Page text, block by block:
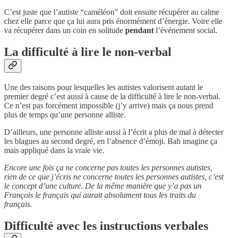
C’est juste que l’autiste “caméléon” doit ensuite récupérer au calme
chez elle parce que ça lui aura pris énormément d’énergie. Voire elle
va récupérer dans un coin en solitude pendant l’événement social.
La difficulté à lire le non-verbal
Une des raisons pour lesquelles les autistes valorisent autant le
premier degré c’est aussi à cause de la difficulté à lire le non-verbal.
Ce n’est pas forcément impossible (j’y arrive) mais ça nous prend
plus de temps qu’une personne alliste.
D’ailleurs, une personne alliste aussi à l’écrit a plus de mal à détecter
les blagues au second degré, en l’absence d’émoji. Bah imagine ça
mais appliqué dans la vraie vie.
Encore une fois ça ne concerne pas toutes les personnes autistes,
rien de ce que j’écris ne concerne toutes les personnes autistes, c’est
le concept d’une culture. De la même manière que y’a pas un
François le français qui aurait absolument tous les traits du
français.
Difficulté avec les instructions verbales